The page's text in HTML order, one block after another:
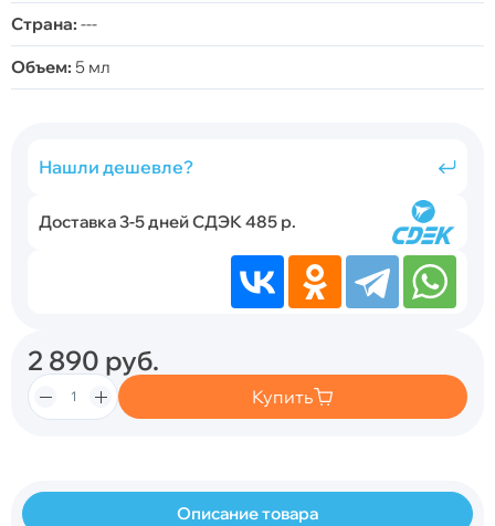
Страна: ---
Объем: 5 мл
Нашли дешевле?
Доставка 3-5 дней СДЭК 485 р.
2 890 руб.
Купить
Описание товара